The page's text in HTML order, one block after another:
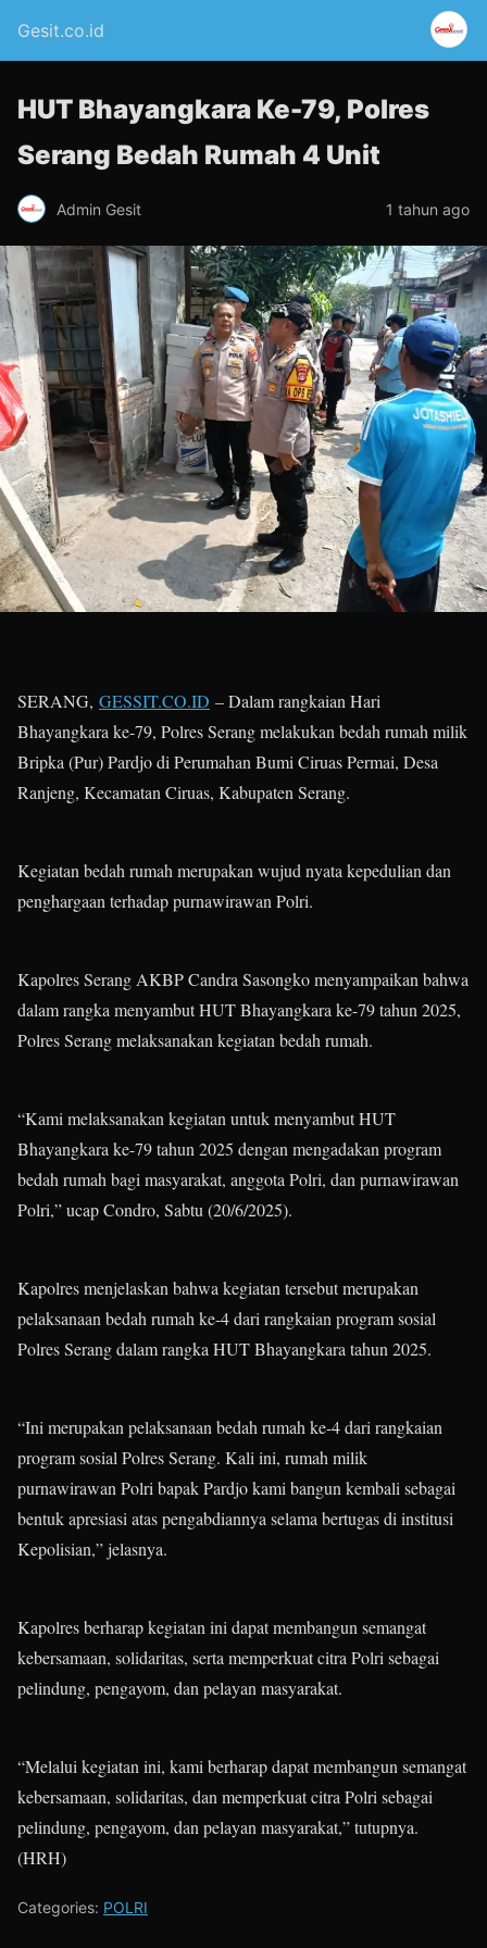
Gesit.co.id
HUT Bhayangkara Ke-79, Polres
Serang Bedah Rumah 4 Unit
Admin Gesit 1 tahun ago
SERANG, GESSIT.CO.ID – Dalam rangkaian Hari
Bhayangkara ke-79, Polres Serang melakukan bedah rumah milik
Bripka (Pur) Pardjo di Perumahan Bumi Ciruas Permai, Desa
Ranjeng, Kecamatan Ciruas, Kabupaten Serang.
Kegiatan bedah rumah merupakan wujud nyata kepedulian dan
penghargaan terhadap purnawirawan Polri.
Kapolres Serang AKBP Candra Sasongko menyampaikan bahwa
dalam rangka menyambut HUT Bhayangkara ke-79 tahun 2025,
Polres Serang melaksanakan kegiatan bedah rumah.
“Kami melaksanakan kegiatan untuk menyambut HUT
Bhayangkara ke-79 tahun 2025 dengan mengadakan program
bedah rumah bagi masyarakat, anggota Polri, dan purnawirawan
Polri,” ucap Condro, Sabtu (20/6/2025).
Kapolres menjelaskan bahwa kegiatan tersebut merupakan
pelaksanaan bedah rumah ke-4 dari rangkaian program sosial
Polres Serang dalam rangka HUT Bhayangkara tahun 2025.
“Ini merupakan pelaksanaan bedah rumah ke-4 dari rangkaian
program sosial Polres Serang. Kali ini, rumah milik
purnawirawan Polri bapak Pardjo kami bangun kembali sebagai
bentuk apresiasi atas pengabdiannya selama bertugas di institusi
Kepolisian,” jelasnya.
Kapolres berharap kegiatan ini dapat membangun semangat
kebersamaan, solidaritas, serta memperkuat citra Polri sebagai
pelindung, pengayom, dan pelayan masyarakat.
“Melalui kegiatan ini, kami berharap dapat membangun semangat
kebersamaan, solidaritas, dan memperkuat citra Polri sebagai
pelindung, pengayom, dan pelayan masyarakat,” tutupnya.
(HRH)
Categories: POLRI